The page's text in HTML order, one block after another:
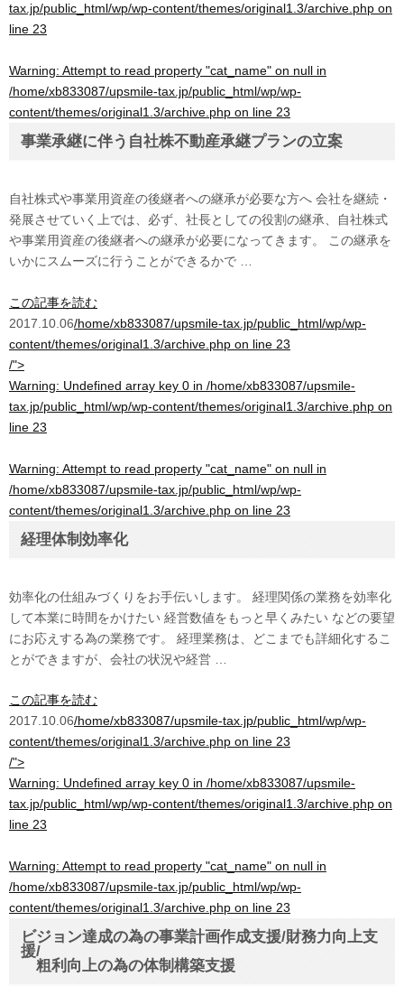
tax.jp/public_html/wp/wp-content/themes/original1.3/archive.php on
line 23
Warning: Attempt to read property "cat_name" on null in
/home/xb833087/upsmile-tax.jp/public_html/wp/wp-
content/themes/original1.3/archive.php on line 23
事業承継に伴う自社株不動産承継プランの立案
自社株式や事業用資産の後継者への継承が必要な方へ 会社を継続・
発展させていく上では、必ず、社長としての役割の継承、自社株式
や事業用資産の後継者への継承が必要になってきます。 この継承を
いかにスムーズに行うことができるかで …
この記事を読む
2017.10.06/home/xb833087/upsmile-tax.jp/public_html/wp/wp-
content/themes/original1.3/archive.php on line 23
/">
Warning: Undefined array key 0 in /home/xb833087/upsmile-
tax.jp/public_html/wp/wp-content/themes/original1.3/archive.php on
line 23
Warning: Attempt to read property "cat_name" on null in
/home/xb833087/upsmile-tax.jp/public_html/wp/wp-
content/themes/original1.3/archive.php on line 23
経理体制効率化
効率化の仕組みづくりをお手伝いします。 経理関係の業務を効率化
して本業に時間をかけたい 経営数値をもっと早くみたい などの要望
にお応えする為の業務です。 経理業務は、どこまでも詳細化するこ
とができますが、会社の状況や経営 …
この記事を読む
2017.10.06/home/xb833087/upsmile-tax.jp/public_html/wp/wp-
content/themes/original1.3/archive.php on line 23
/">
Warning: Undefined array key 0 in /home/xb833087/upsmile-
tax.jp/public_html/wp/wp-content/themes/original1.3/archive.php on
line 23
Warning: Attempt to read property "cat_name" on null in
/home/xb833087/upsmile-tax.jp/public_html/wp/wp-
content/themes/original1.3/archive.php on line 23
ビジョン達成の為の事業計画作成支援/財務力向上支
援/
粗利向上の為の体制構築支援